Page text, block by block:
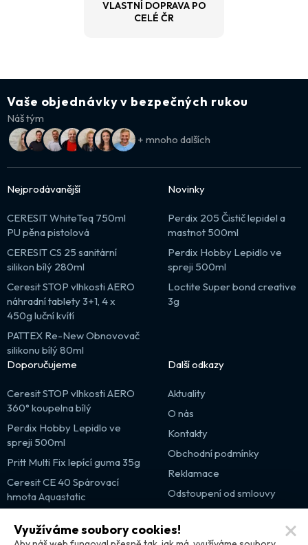
VLASTNÍ DOPRAVA PO
CELÉ ČR
Vaše objednávky v bezpečných rukou
Náš tým
+ mnoho dalších
Nejprodávanější
CERESIT WhiteTeq 750ml
PU pěna pistolová
CERESIT CS 25 sanitární
silikon bílý 280ml
Ceresit STOP vlhkosti AERO
náhradní tablety 3+1, 4 x
450g luční kvítí
PATTEX Re-New Obnovovač
silikonu bílý 80ml
Novinky
Perdix 205 Čistič lepidel a
mastnot 500ml
Perdix Hobby Lepidlo ve
spreji 500ml
Loctite Super bond creative
3g
Doporučujeme
Ceresit STOP vlhkosti AERO
360° koupelna bílý
Perdix Hobby Lepidlo ve
spreji 500ml
Pritt Multi Fix lepící guma 35g
Ceresit CE 40 Spárovací
hmota Aquastatic
Další odkazy
Aktuality
O nás
Kontakty
Obchodní podmínky
Reklamace
Odstoupení od smlouvy
Výprodej
Partnerské weby
Využíváme soubory cookies!